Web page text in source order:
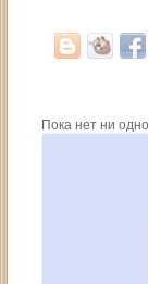
Пока нет ни